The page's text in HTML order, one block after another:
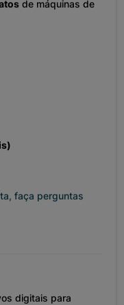
de máquinas de
faça perguntas
digitais para